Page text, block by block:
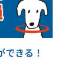
きる！